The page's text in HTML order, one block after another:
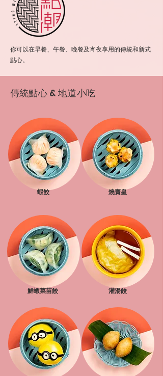
你可以在早餐、午餐、晚餐及宵夜享用的傳統和新式
點心。
傳統點心 & 地道小吃
蝦餃 燒賣皇
鮮蝦菜苗餃 灌湯餃